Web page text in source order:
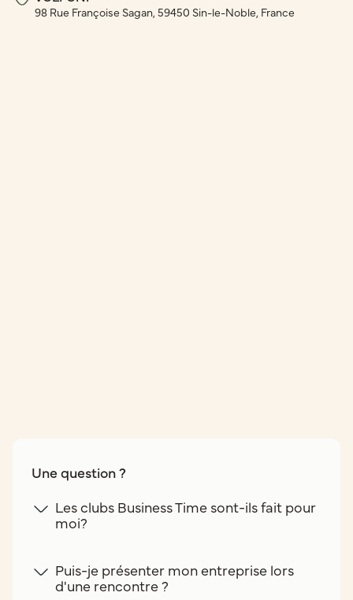
98 Rue Françoise Sagan, 59450 Sin-le-Noble, France
Une question ?
Les clubs Business Time sont-ils fait pour
moi?
Puis-je présenter mon entreprise lors
d'une rencontre ?